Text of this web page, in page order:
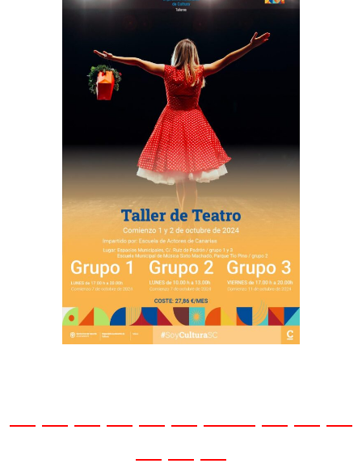
— — — — — — —— — — —
— — —